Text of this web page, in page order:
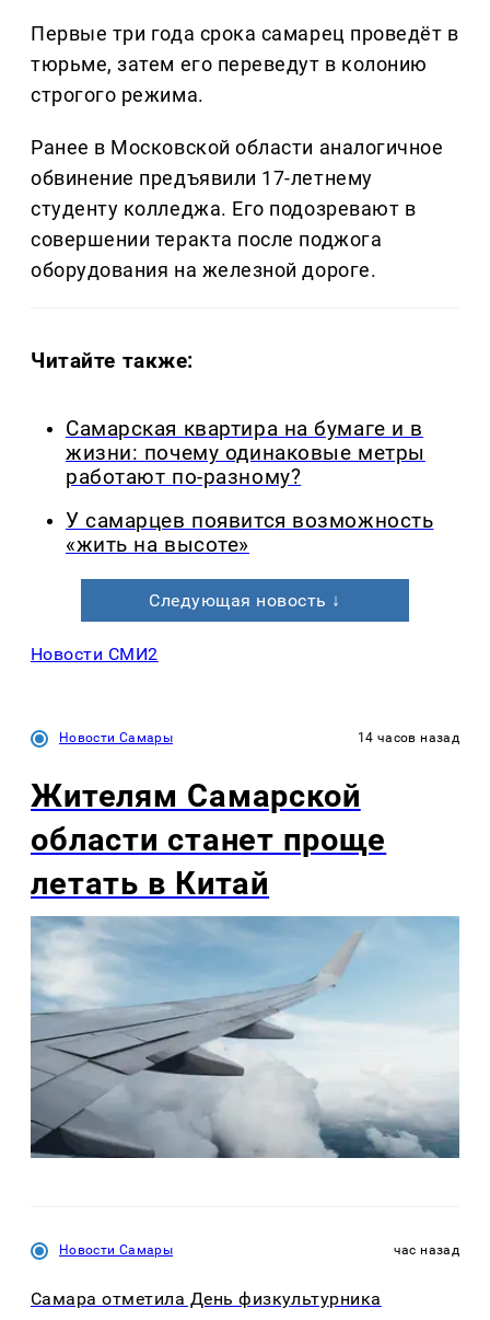
Первые три года срока самарец проведёт в
тюрьме, затем его переведут в колонию
строгого режима.
Ранее в Московской области аналогичное
обвинение предъявили 17-летнему
студенту колледжа. Его подозревают в
совершении теракта после поджога
оборудования на железной дороге.
Читайте также:
Самарская квартира на бумаге и в
жизни: почему одинаковые метры
работают по-разному?
У самарцев появится возможность
«жить на высоте»
Следующая новость ↓
Новости СМИ2
Новости Самары 14 часов назад
Жителям Самарской
области станет проще
летать в Китай
Новости Самары час назад
Самара отметила День физкультурника